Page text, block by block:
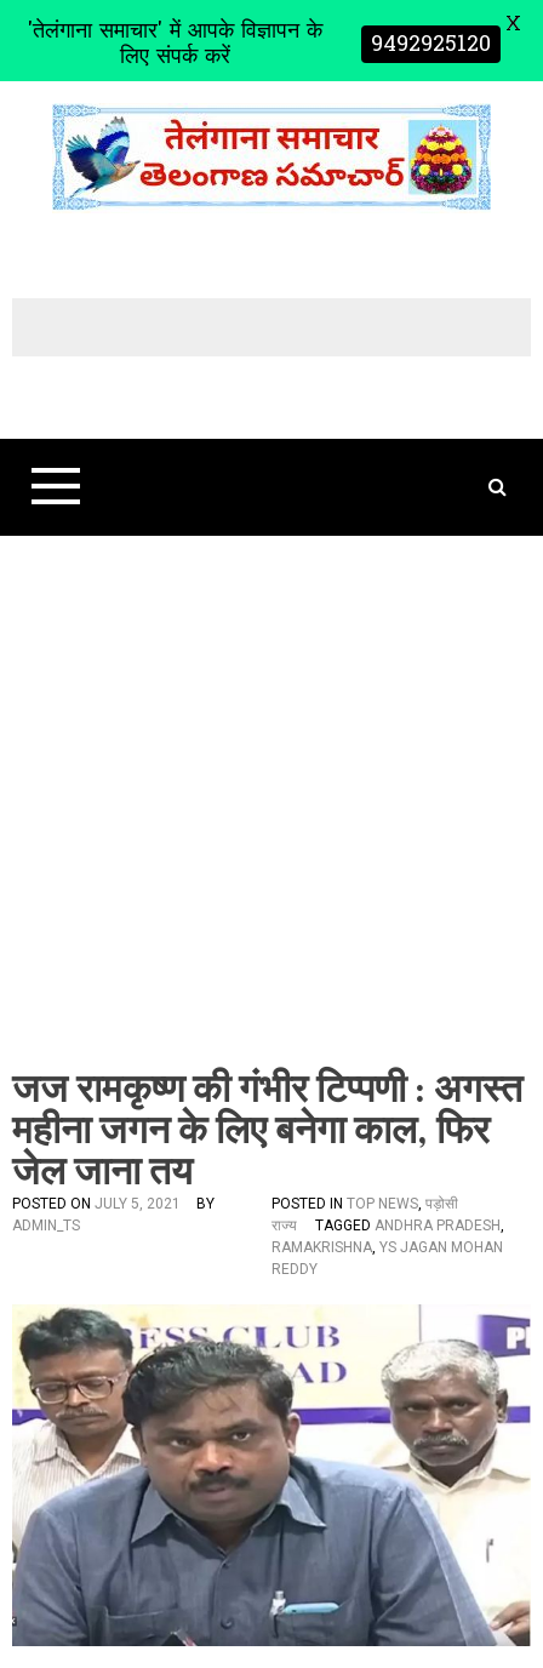
t
जज रामकृष्ण की गंभीर टिप्पणी : अगस्त
महीना जगन के लिए बनेगा काल, फिर
जेल जाना तय
POSTED ON JULY 5, 2021
BY
ADMIN_TS
POSTED IN TOP NEWS, पड़ोसी
राज्य
TAGGED ANDHRA PRADESH,
RAMAKRISHNA, YS JAGAN MOHAN
REDDY
'तेलंगाना समाचार' में आपके विज्ञापन के
लिए संपर्क करें 9492925120 X